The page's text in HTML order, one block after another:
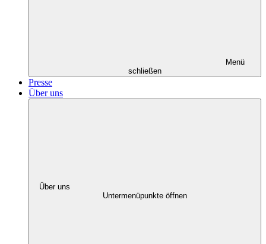
Menü
schließen
Presse
Über uns
Über uns
Untermenüpunkte öffnen